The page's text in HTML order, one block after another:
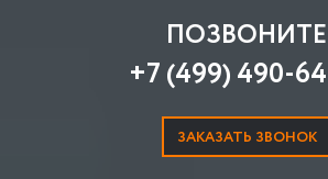
ПОЗВОНИТЕ
+7 (499) 490-
ЗАКАЗАТЬ ЗВОНОК